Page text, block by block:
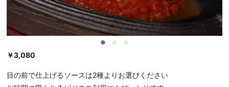
￥3,080
目の前で仕上げるソースは2種よりお選びください